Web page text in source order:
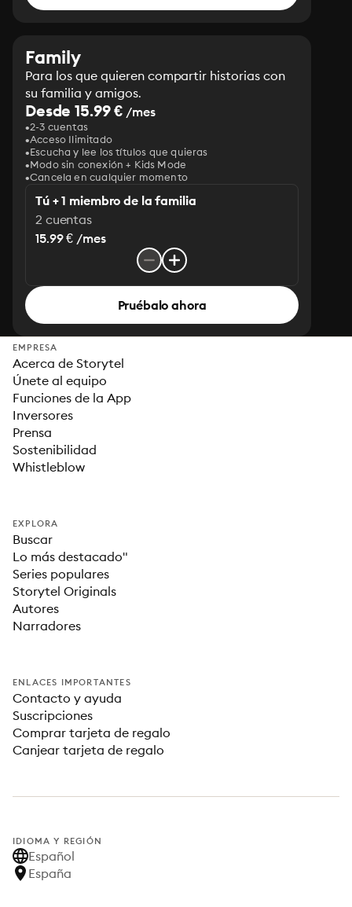
Family
Para los que quieren compartir historias con
su familia y amigos.
Desde 15.99 € /mes
2-3 cuentas
Acceso Ilimitado
Escucha y lee los títulos que quieras
Modo sin conexión + Kids Mode
Cancela en cualquier momento
Tú + 1 miembro de la familia
2 cuentas
15.99 € /mes
Pruébalo ahora
EMPRESA
Acerca de Storytel
Únete al equipo
Funciones de la App
Inversores
Prensa
Sostenibilidad
Whistleblow
EXPLORA
Buscar
Lo más destacado"
Series populares
Storytel Originals
Autores
Narradores
ENLACES IMPORTANTES
Contacto y ayuda
Suscripciones
Comprar tarjeta de regalo
Canjear tarjeta de regalo
IDIOMA Y REGIÓN
Español
España